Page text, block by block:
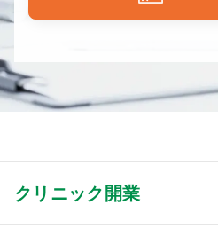
クリニック開業